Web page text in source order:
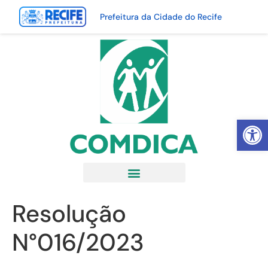
Abrir
Prefeitura da Cidade do Recife
Resolução
N°016/2023